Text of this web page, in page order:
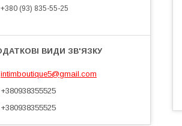
+380 (93) 835-55-25
intimboutique5@gmail.com
+380938355525
+380938355525